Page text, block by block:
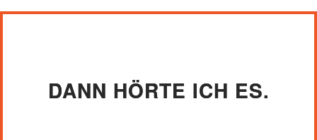
DANN HÖRTE ICH ES.